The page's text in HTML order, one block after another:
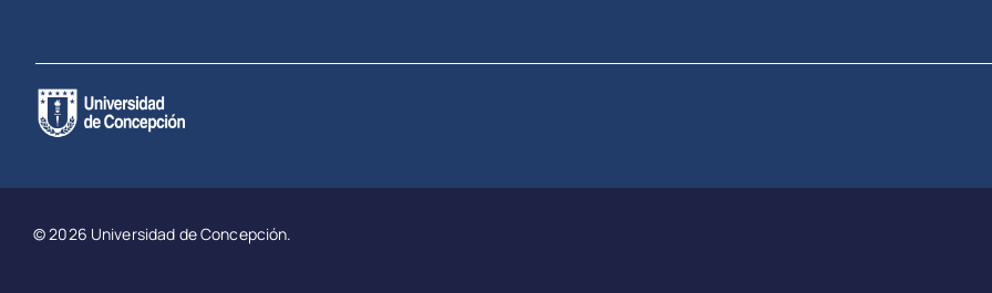
© 2026 Universidad de Concepción.